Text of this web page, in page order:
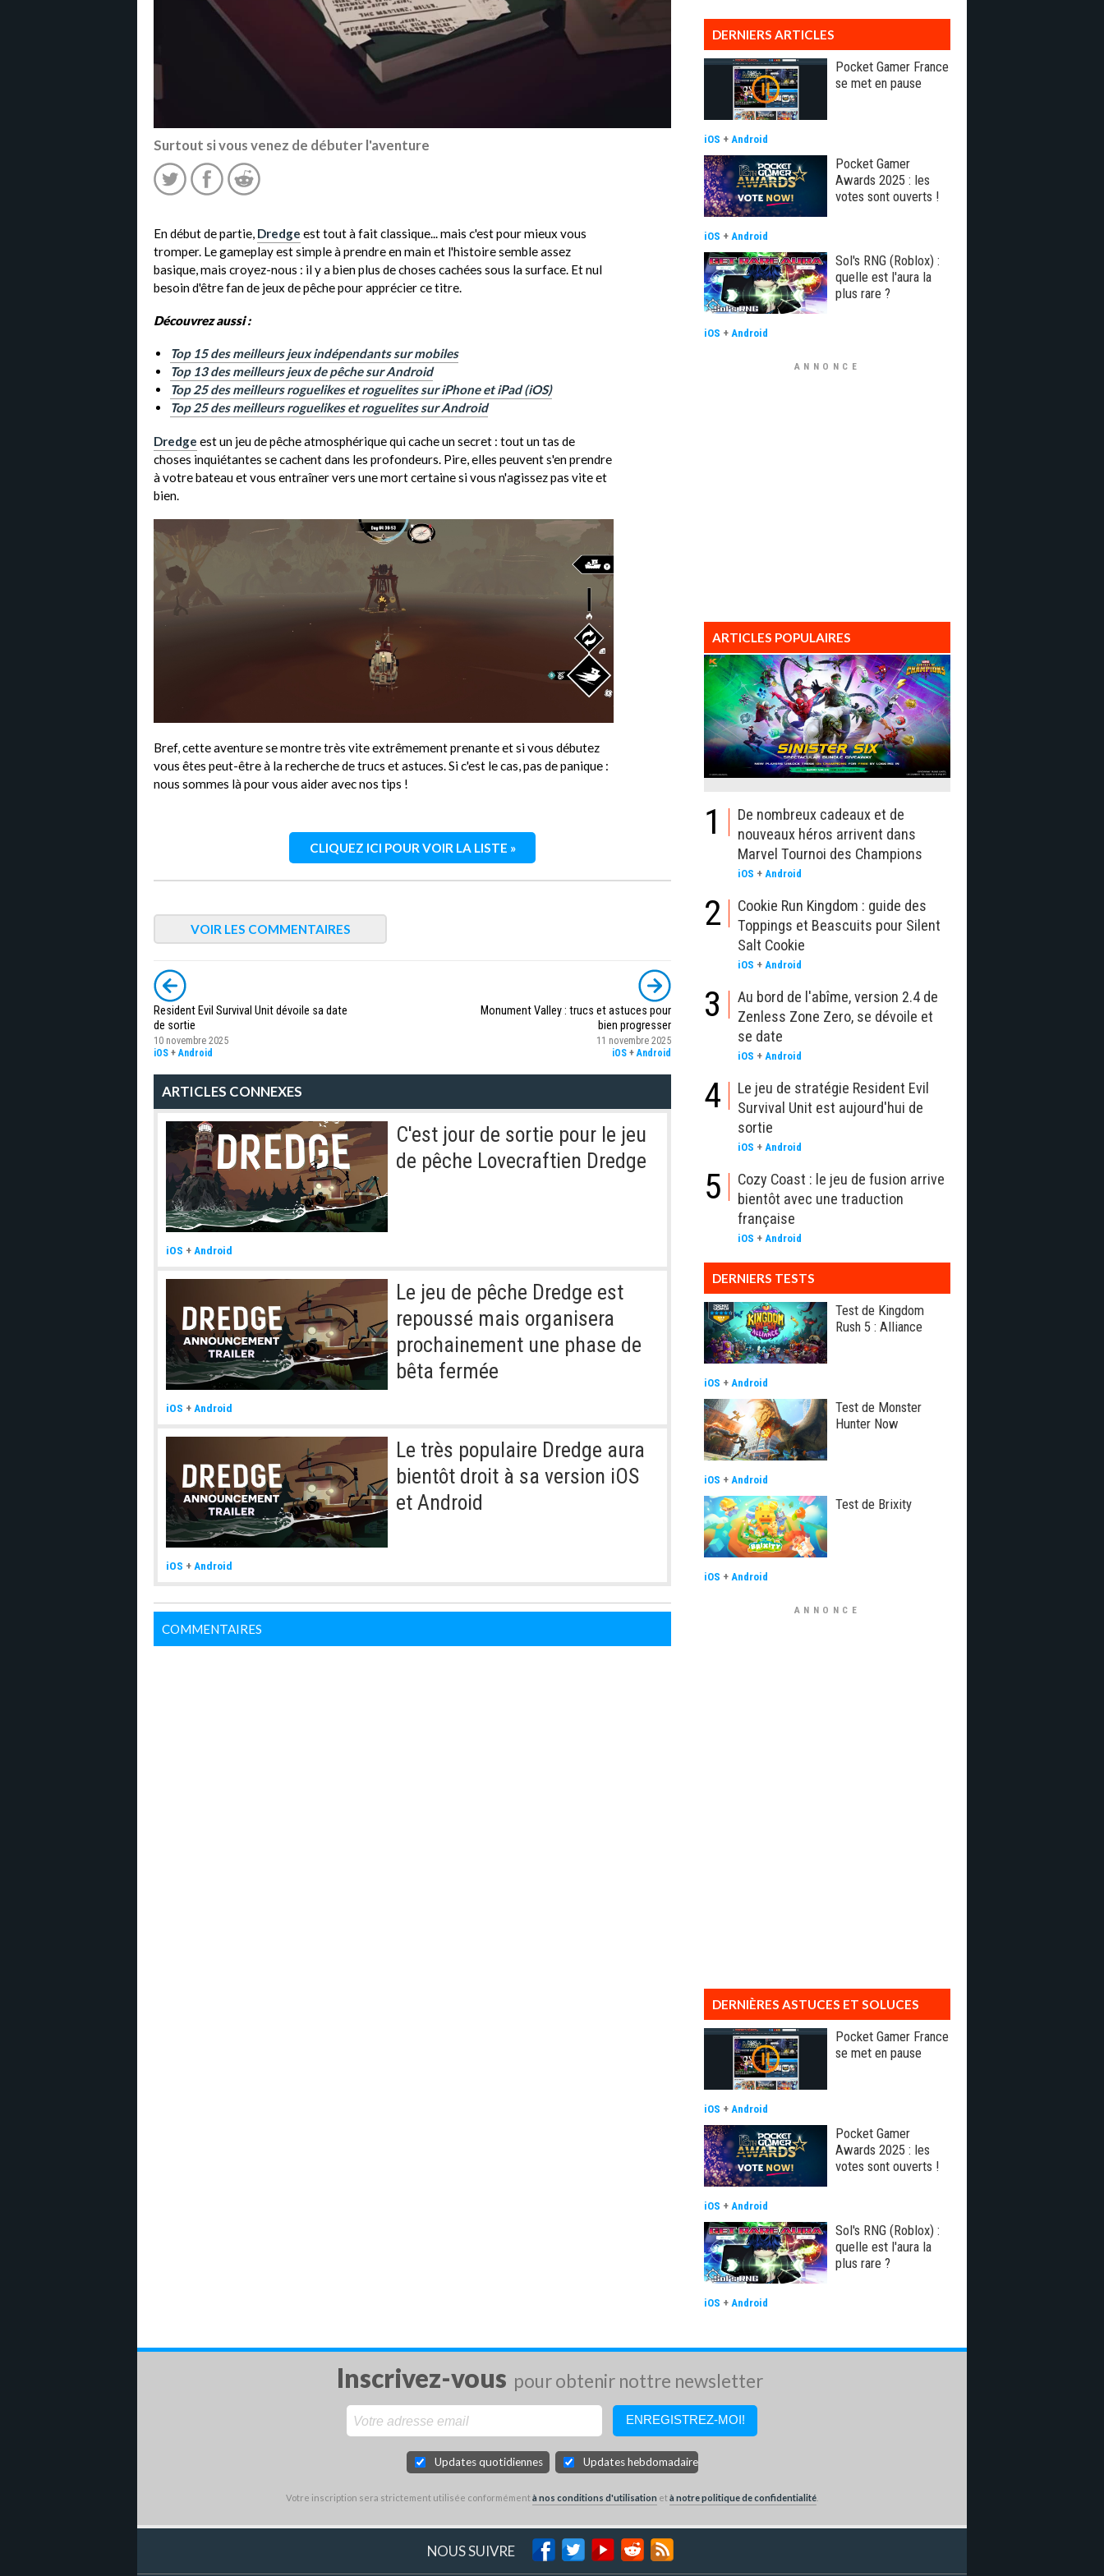
Surtout si vous venez de débuter l'aventure
En début de partie, Dredge est tout à fait classique... mais c'est pour mieux vous
tromper. Le gameplay est simple à prendre en main et l'histoire semble assez
basique, mais croyez-nous : il y a bien plus de choses cachées sous la surface. Et nul
besoin d'être fan de jeux de pêche pour apprécier ce titre.
Découvrez aussi :
Top 15 des meilleurs jeux indépendants sur mobiles
Top 13 des meilleurs jeux de pêche sur Android
Top 25 des meilleurs roguelikes et roguelites sur iPhone et iPad (iOS)
Top 25 des meilleurs roguelikes et roguelites sur Android
Dredge est un jeu de pêche atmosphérique qui cache un secret : tout un tas de
choses inquiétantes se cachent dans les profondeurs. Pire, elles peuvent s'en prendre
à votre bateau et vous entraîner vers une mort certaine si vous n'agissez pas vite et
bien.
Bref, cette aventure se montre très vite extrêmement prenante et si vous débutez
vous êtes peut-être à la recherche de trucs et astuces. Si c'est le cas, pas de panique :
nous sommes là pour vous aider avec nos tips !
CLIQUEZ ICI POUR VOIR LA LISTE »
VOIR LES COMMENTAIRES
Resident Evil Survival Unit dévoile sa date
de sortie
10 novembre 2025
iOS + Android
Monument Valley : trucs et astuces pour
bien progresser
11 novembre 2025
iOS + Android
ARTICLES CONNEXES
C'est jour de sortie pour le jeu
de pêche Lovecraftien Dredge
iOS + Android
Le jeu de pêche Dredge est
repoussé mais organisera
prochainement une phase de
bêta fermée
iOS + Android
Le très populaire Dredge aura
bientôt droit à sa version iOS
et Android
iOS + Android
COMMENTAIRES
DERNIERS ARTICLES
Pocket Gamer France
se met en pause
iOS + Android
Pocket Gamer
Awards 2025 : les
votes sont ouverts !
iOS + Android
Sol's RNG (Roblox) :
quelle est l'aura la
plus rare ?
iOS + Android
ANNONCE
ARTICLES POPULAIRES
1
De nombreux cadeaux et de
nouveaux héros arrivent dans
Marvel Tournoi des Champions
iOS + Android
2
Cookie Run Kingdom : guide des
Toppings et Beascuits pour Silent
Salt Cookie
iOS + Android
3
Au bord de l'abîme, version 2.4 de
Zenless Zone Zero, se dévoile et
se date
iOS + Android
4
Le jeu de stratégie Resident Evil
Survival Unit est aujourd'hui de
sortie
iOS + Android
5
Cozy Coast : le jeu de fusion arrive
bientôt avec une traduction
française
iOS + Android
DERNIERS TESTS
Test de Kingdom
Rush 5 : Alliance
iOS + Android
Test de Monster
Hunter Now
iOS + Android
Test de Brixity
iOS + Android
ANNONCE
DERNIÈRES ASTUCES ET SOLUCES
Pocket Gamer France
se met en pause
iOS + Android
Pocket Gamer
Awards 2025 : les
votes sont ouverts !
iOS + Android
Sol's RNG (Roblox) :
quelle est l'aura la
plus rare ?
iOS + Android
Inscrivez-vous pour obtenir nottre newsletter
Updates quotidiennes Updates hebdomadaires
Votre inscription sera strictement utilisée conformémentà nos conditions d'utilisation età notre politique de confidentialité
NOUS SUIVRE